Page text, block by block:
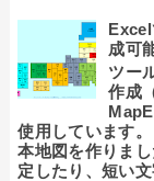
Excel
成可
ツー
作成
使用しています
本地図を作りま
定したり、短い